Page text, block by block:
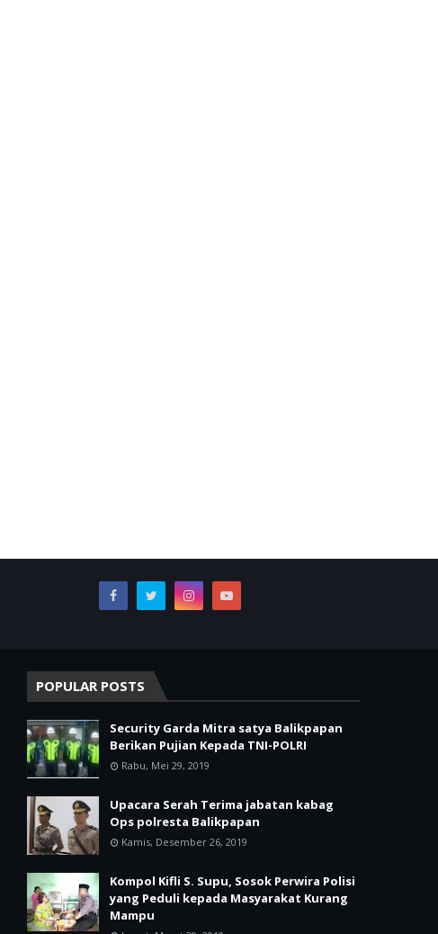
POPULAR POSTS
Security Garda Mitra satya Balikpapan
Berikan Pujian Kepada TNI-POLRI
Rabu, Mei 29, 2019
Upacara Serah Terima jabatan kabag
Ops polresta Balikpapan
Kamis, Desember 26, 2019
Kompol Kifli S. Supu, Sosok Perwira Polisi
yang Peduli kepada Masyarakat Kurang
Mampu